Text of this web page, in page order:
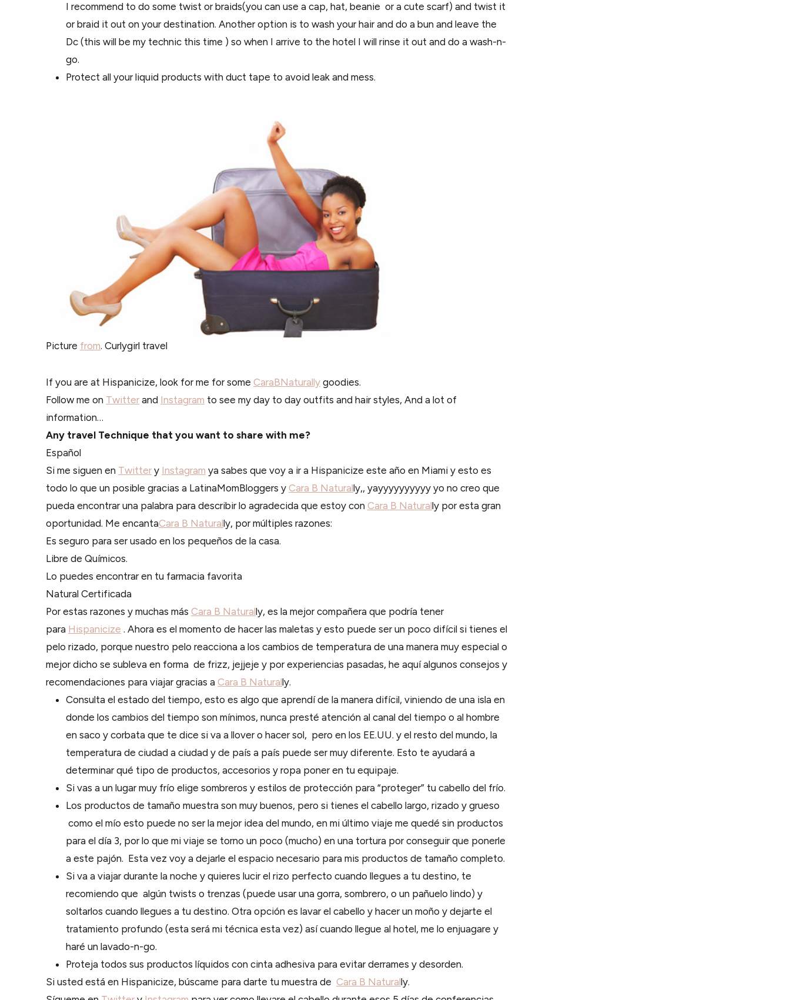
I recommend to do some twist or braids(you can use a cap, hat, beanie or a cute scarf) and twist it
or braid it out on your destination. Another option is to wash your hair and do a bun and leave the
Dc (this will be my technic this time ) so when I arrive to the hotel I will rinse it out and do a wash-n-
go.
Protect all your liquid products with duct tape to avoid leak and mess.
Picture from. Curlygirl travel
If you are at Hispanicize, look for me for some CaraBNaturally goodies.
Follow me on Twitter and Instagram to see my day to day outfits and hair styles, And a lot of
information…
Any travel Technique that you want to share with me?
Español
Si me siguen en Twitter y Instagram ya sabes que voy a ir a Hispanicize este año en Miami y esto es
todo lo que un posible gracias a LatinaMomBloggers y Cara B Naturally,, yayyyyyyyyyy yo no creo que
pueda encontrar una palabra para describir lo agradecida que estoy con Cara B Naturally por esta gran
oportunidad. Me encantaCara B Naturally, por múltiples razones:
Es seguro para ser usado en los pequeños de la casa.
Libre de Químicos.
Lo puedes encontrar en tu farmacia favorita
Natural Certificada
Por estas razones y muchas más Cara B Naturally, es la mejor compañera que podría tener
para Hispanicize . Ahora es el momento de hacer las maletas y esto puede ser un poco difícil si tienes el
pelo rizado, porque nuestro pelo reacciona a los cambios de temperatura de una manera muy especial o
mejor dicho se subleva en forma de frizz, jejjeje y por experiencias pasadas, he aquí algunos consejos y
recomendaciones para viajar gracias a Cara B Naturally.
Consulta el estado del tiempo, esto es algo que aprendí de la manera difícil, viniendo de una isla en
donde los cambios del tiempo son mínimos, nunca presté atención al canal del tiempo o al hombre
en saco y corbata que te dice si va a llover o hacer sol, pero en los EE.UU. y el resto del mundo, la
temperatura de ciudad a ciudad y de país a país puede ser muy diferente. Esto te ayudará a
determinar qué tipo de productos, accesorios y ropa poner en tu equipaje.
Si vas a un lugar muy frío elige sombreros y estilos de protección para “proteger” tu cabello del frío.
Los productos de tamaño muestra son muy buenos, pero si tienes el cabello largo, rizado y grueso
como el mío esto puede no ser la mejor idea del mundo, en mi último viaje me quedé sin productos
para el día 3, por lo que mi viaje se torno un poco (mucho) en una tortura por conseguir que ponerle
a este pajón. Esta vez voy a dejarle el espacio necesario para mis productos de tamaño completo.
Si va a viajar durante la noche y quieres lucir el rizo perfecto cuando llegues a tu destino, te
recomiendo que algún twists o trenzas (puede usar una gorra, sombrero, o un pañuelo lindo) y
soltarlos cuando llegues a tu destino. Otra opción es lavar el cabello y hacer un moño y dejarte el
tratamiento profundo (esta será mi técnica esta vez) así cuando llegue al hotel, me lo enjuagare y
haré un lavado-n-go.
Proteja todos sus productos líquidos con cinta adhesiva para evitar derrames y desorden.
Si usted está en Hispanicize, búscame para darte tu muestra de Cara B Naturally.